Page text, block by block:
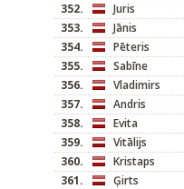
352.
Juris
353.
Jānis
354.
Pēteris
355.
Sabīne
356.
Vladimirs
357.
Andris
358.
Evita
359.
Vitālijs
360.
Kristaps
361.
Ģirts